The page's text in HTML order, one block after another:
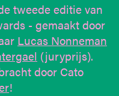
tweede editie van
- gemaakt door
Lucas Nonneman
(juryprijs).
door Cato
!